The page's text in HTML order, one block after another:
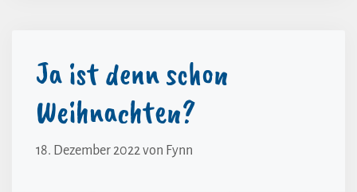
Ja ist denn schon
Weihnachten?
18. Dezember 2022von Fynn